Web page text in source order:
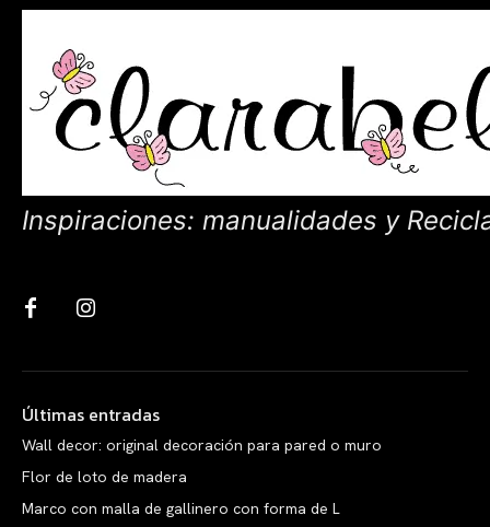
Inspiraciones: manualidades y
Últimas entradas
Wall decor: original decoración para pared o muro
Flor de loto de madera
Marco con malla de gallinero con forma de L